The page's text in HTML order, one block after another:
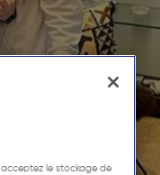
acceptez le stockage de